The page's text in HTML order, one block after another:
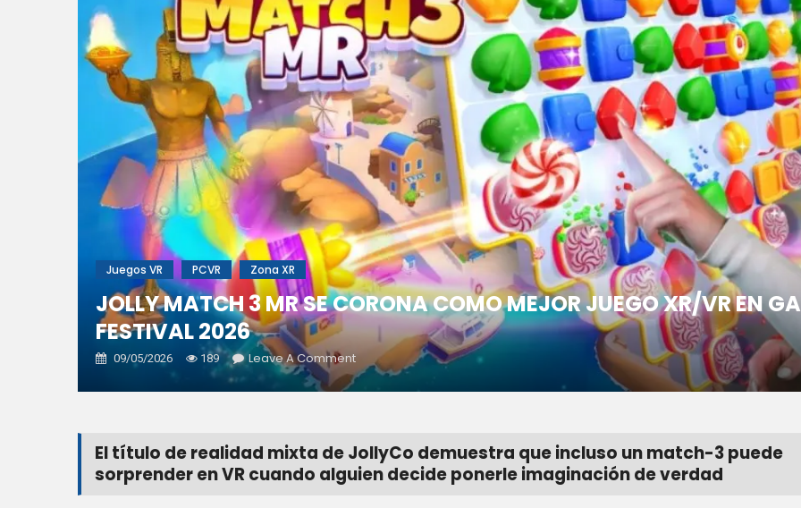
Juegos VR PCVR Zona XR
JOLLY MATCH 3 MR SE CORONA COMO MEJOR JUEGO XR/VR EN
FESTIVAL 2026
09/05/2026 189 Leave A CommentOn
Jolly
Match
Se
Corona
Como
El título de realidad mixta de JollyCo demuestra que incluso un match-3 puede
sorprender en VR cuando alguien decide ponerle imaginación de verdad